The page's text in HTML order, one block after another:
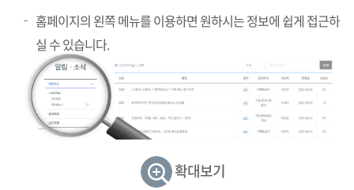
홈페이지의 왼쪽 메뉴를 이용하면 원하시는 정보에 쉽게 접근하
실 수 있습니다.
확대보기